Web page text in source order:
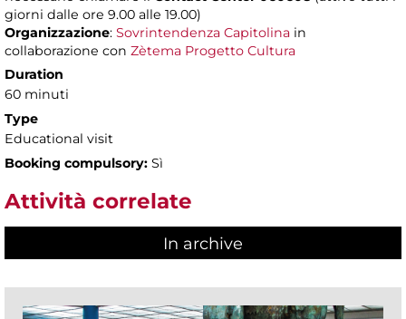
giorni dalle ore 9.00 alle 19.00)
Organizzazione: Sovrintendenza Capitolina in
collaborazione con Zètema Progetto Cultura
Duration
60 minuti
Type
Educational visit
Booking compulsory: Sì
Attività correlate
In archive